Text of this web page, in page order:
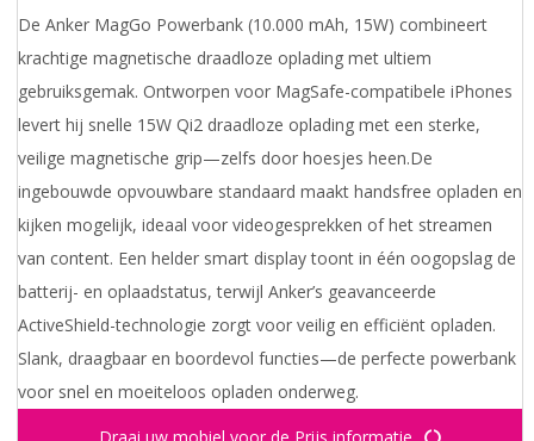
De Anker MagGo Powerbank (10.000 mAh, 15W) combineert
krachtige magnetische draadloze oplading met ultiem
gebruiksgemak. Ontworpen voor MagSafe-compatibele iPhones
levert hij snelle 15W Qi2 draadloze oplading met een sterke,
veilige magnetische grip—zelfs door hoesjes heen.De
ingebouwde opvouwbare standaard maakt handsfree opladen en
kijken mogelijk, ideaal voor videogesprekken of het streamen
van content. Een helder smart display toont in één oogopslag de
batterij- en oplaadstatus, terwijl Anker’s geavanceerde
ActiveShield-technologie zorgt voor veilig en efficiënt opladen.
Slank, draagbaar en boordevol functies—de perfecte powerbank
voor snel en moeiteloos opladen onderweg.